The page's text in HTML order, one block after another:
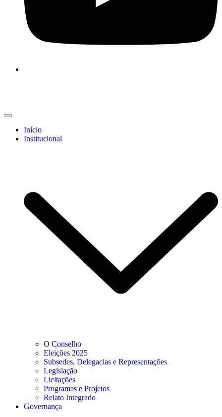
Início
Institucional
O Conselho
Eleições 2025
Subsedes, Delegacias e Representações
Legislação
Licitações
Programas e Projetos
Relato Integrado
Governança